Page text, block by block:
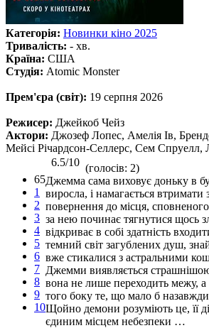
Категорія: Новинки кіно 2025
Тривалість: - хв.
Країна: США
Студія: Atomic Monster
Прем'єра (світ): 19 серпня 2026
Режисер: Джейкоб Чейз
Актори: Джозеф Лопес, Амелія Ів,
Мейсі Річардсон-Селлерс, Сем Спруелл,
65
1
2
3
4
5
6
7
8
9
10
6.5/10 (голосів: 2)
Джемма сама виховує доньку в
виросла, і намагається втримати
повернення до місця,
за нею починає тягнутися щось
відкриває в собі здатність
темний світ загублених душ,
вже стикалися з астральними
Джемми виявляється
вона не лише переходить межу,
того боку те, що мало б
Щойно демони розуміють це, її
єдиним місцем небезпеки …